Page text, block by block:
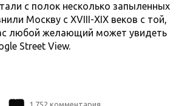
с полок несколько запыленных
Москву с XVIII-XIX веков с той,
любой желающий может увидеть
Street View.
1 752 комментария